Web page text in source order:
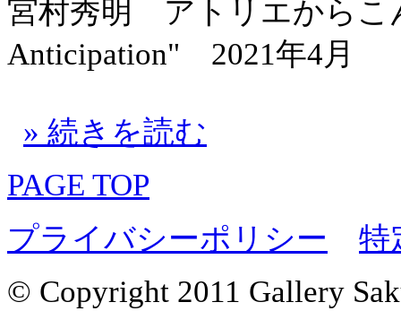
宮村秀明 アトリエからこ
Anticipation" 2021年4月
» 続きを読む
PAGE TOP
プライバシーポリシー
特
© Copyright 2011 Gallery